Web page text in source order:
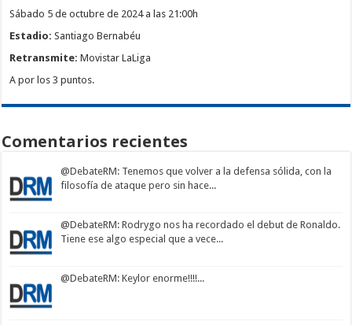
Sábado 5 de octubre de 2024 a las 21:00h
Estadio: Santiago Bernabéu
Retransmite: Movistar LaLiga
A por los 3 puntos.
Comentarios recientes
@DebateRM: Tenemos que volver a la defensa sólida, con la
filosofía de ataque pero sin hace...
@DebateRM: Rodrygo nos ha recordado el debut de Ronaldo.
Tiene ese algo especial que a vece...
@DebateRM: Keylor enorme!!!!...